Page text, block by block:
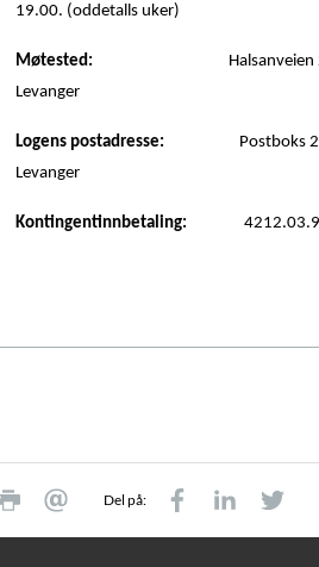
19.00. (oddetalls uker)
Møtested:
Halsanveien
Levanger
Logens postadresse: Postboks 27,
Levanger
Kontingentinnbetaling:
Del på: